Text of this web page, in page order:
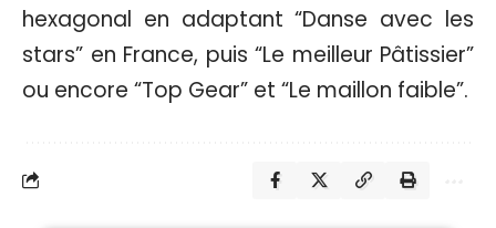
hexagonal en adaptant “Danse avec les
stars” en France, puis “Le meilleur Pâtissier”
ou encore “Top Gear” et “Le maillon faible”.